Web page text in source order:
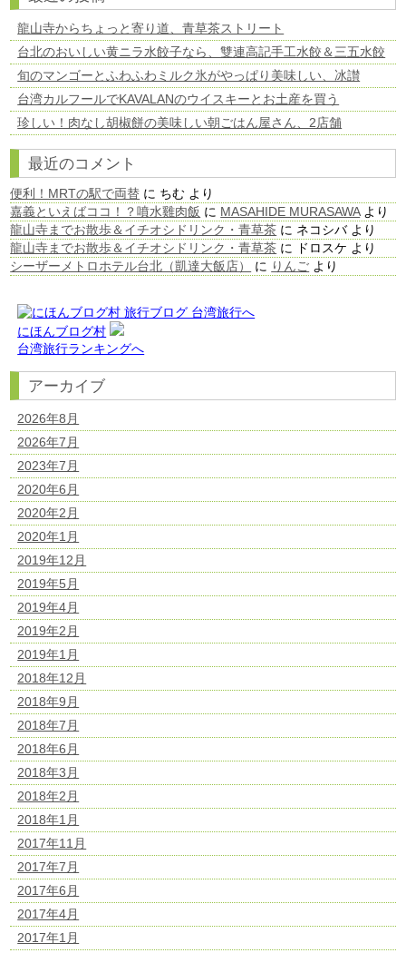
龍山寺からちょっと寄り道、青草茶ストリート
台北のおいしい黄ニラ水餃子なら、雙連高記手工水餃＆三五水餃
旬のマンゴーとふわふわミルク氷がやっぱり美味しい、冰讃
台湾カルフールでKAVALANのウイスキーとお土産を買う
珍しい！肉なし胡椒餅の美味しい朝ごはん屋さん、2店舗
最近のコメント
便利！MRTの駅で両替 に ちむ より
嘉義といえばココ！？噴水雞肉飯 に MASAHIDE MURASAWAより
龍山寺までお散歩＆イチオシドリンク・青草茶 に ネコシバより
龍山寺までお散歩＆イチオシドリンク・青草茶 に ドロスケ より
シーザーメトロホテル台北（凱達大飯店）
に りんご より
にほんブログ村
台湾旅行ランキングへ
アーカイブ
2026年8月
2026年7月
2023年7月
2020年6月
2020年2月
2020年1月
2019年12月
2019年5月
2019年4月
2019年2月
2019年1月
2018年12月
2018年9月
2018年7月
2018年6月
2018年3月
2018年2月
2018年1月
2017年11月
2017年7月
2017年6月
2017年4月
2017年1月